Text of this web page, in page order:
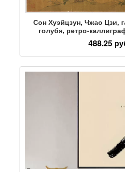
Сон Хуэйцзун, Чжао Цзи,
голубя, ретро-
аутентичное
помощью
живопись, декоративная
488.25